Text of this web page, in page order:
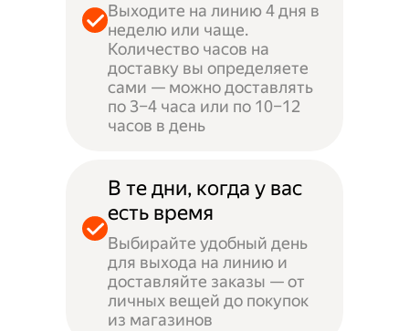
Выходите на линию 4 дня в
неделю или чаще.
Количество часов на
доставку вы определяете
сами — можно доставлять
по 3–4 часа или по 10–12
часов в день
В те дни, когда у вас
есть время
Выбирайте удобный день
для выхода на линию и
доставляйте заказы — от
личных вещей до покупок
из магазинов